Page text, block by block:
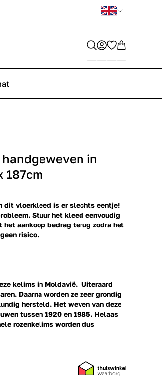
in
187cm
dit vloerkleed is er slechts eentje!
Stuur het kleed eenvoudig
aankoop bedrag terug zodra het
risico.
kelims in Moldavië. Uiteraard
Daarna worden ze zeer grondig
hersteld. Het weven van deze
tussen 1920 en 1985. Helaas
rozenkelims worden dus